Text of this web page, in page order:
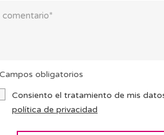
obligatorios
Consiento el tratamiento de mis
política de privacidad